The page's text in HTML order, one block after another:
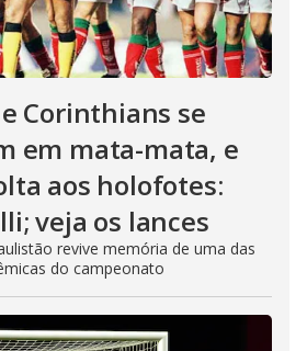
Corinthians se
em mata-mata, e
aos holofotes:
veja os lances
revive memória de uma das
do campeonato